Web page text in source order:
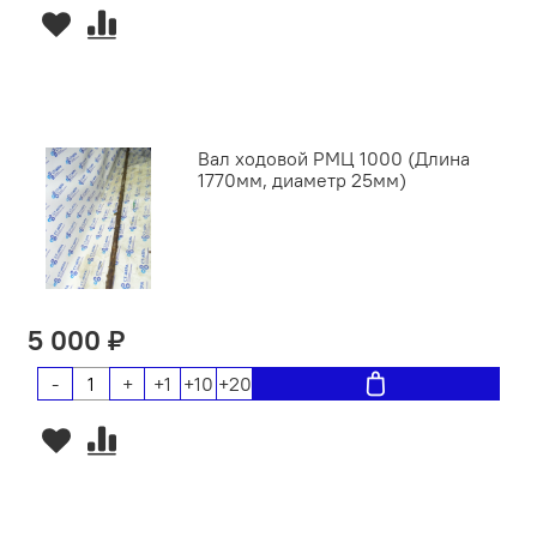
Вал ходовой РМЦ 1000 (Длина
1770мм, диаметр 25мм)
5 000 ₽
- + +1 +10 +20